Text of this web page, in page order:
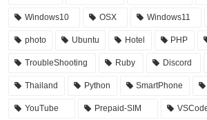
Windows10 OSX Windows11
photo Ubuntu Hotel PHP
TroubleShooting Ruby Discord
Thailand Python SmartPhone
YouTube Prepaid-SIM